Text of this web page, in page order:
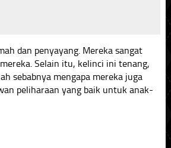
dan penyayang. Mereka sangat
Selain itu, kelinci ini tenang,
sebabnya mengapa mereka juga
peliharaan yang baik untuk anak-